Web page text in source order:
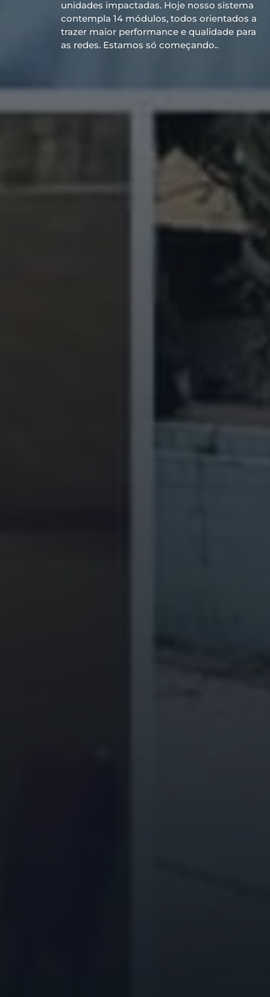
unidades impactadas. Hoje nosso sistema
contempla 14 módulos, todos orientados a
trazer maior performance e qualidade para
as redes. Estamos só começando..